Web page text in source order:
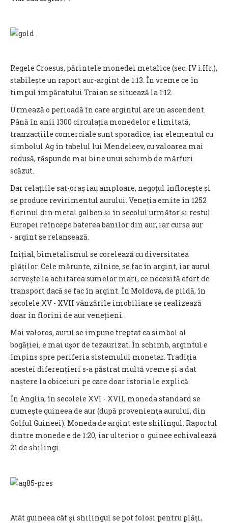
Regele Croesus, părintele monedei metalice (sec. IV i.Hr.),
stabilește un raport aur-argint de 1:13. În vreme ce în
timpul împăratului Traian se situează la 1:12.
Urmează o perioadă în care argintul are un ascendent.
Până în anii 1300 circulația monedelor e limitată,
tranzacțiile comerciale sunt sporadice, iar elementul cu
simbolul Ag în tabelul lui Mendeleev, cu valoarea mai
redusă, răspunde mai bine unui schimb de mărfuri
scăzut.
Dar relațiile sat-oraș iau amploare, negoțul înflorește și
se produce revirimentul aurului. Veneția emite în 1252
florinul din metal galben și în secolul următor și restul
Europei reîncepe baterea banilor din aur, iar cursa aur
- argint se relansează.
Inițial, bimetalismul se corelează cu diversitatea
plăților. Cele mărunte, zilnice, se fac în argint, iar aurul
servește la achitarea sumelor mari, ce necesită efort de
transport dacă se fac în argint. În Moldova, de pildă, în
secolele XV - XVII vânzările imobiliare se realizează
doar în florini de aur venețieni.
Mai valoros, aurul se impune treptat ca simbol al
bogăției, e mai ușor de tezaurizat. În schimb, argintul e
împins spre periferia sistemului monetar. Tradiția
acestei diferențieri s-a păstrat multă vreme și a dat
naștere la obiceiuri pe care doar istoria le explică.
În Anglia, în secolele XVI - XVII, moneda standard se
numește guineea de aur (după provenienţa aurului, din
Golful Guineei). Moneda de argint este shilingul. Raportul
dintre monede e de 1:20, iar ulterior o guinee echivalează
21 de shilingi.
Atât guineea cât și shilingul se pot folosi pentru plăți,